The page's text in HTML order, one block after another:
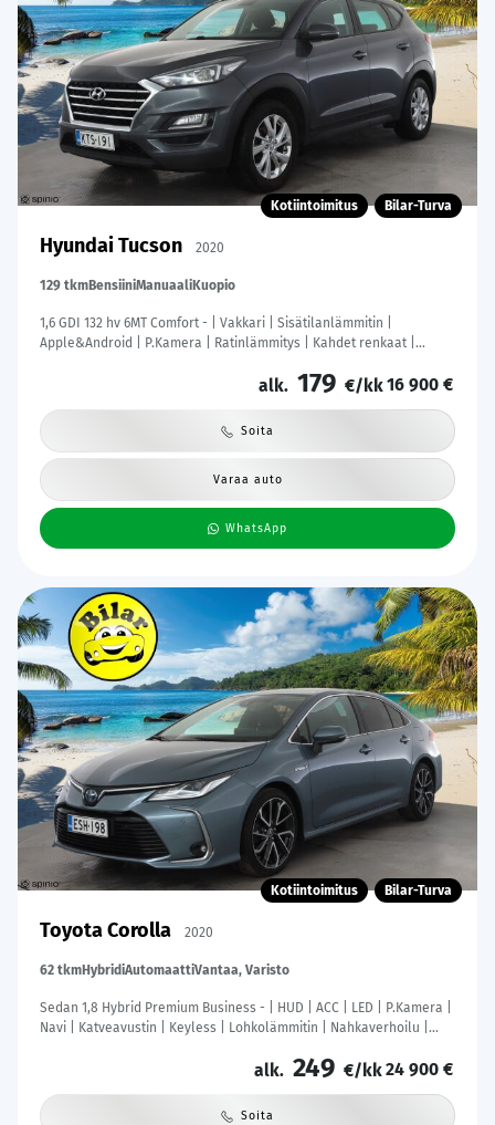
Kotiintoimitus Bilar-Turva
Hyundai Tucson 2020
129 tkmBensiiniManuaaliKuopio
1,6 GDI 132 hv 6MT Comfort - | Vakkari | Sisätilanlämmitin |
Apple&Android | P.Kamera | Ratinlämmitys | Kahdet renkaat |
alk. 179 €/kk16 900 €
Soita
Varaa auto
WhatsApp
Kotiintoimitus Bilar-Turva
Toyota Corolla 2020
62 tkmHybridiAutomaattiVantaa, Varisto
Sedan 1,8 Hybrid Premium Business - | HUD | ACC | LED | P.Kamera |
Navi | Katveavustin | Keyless | Lohkolämmitin | Nahkaverhoilu |
alk. 249 €/kk24 900 €
Soita